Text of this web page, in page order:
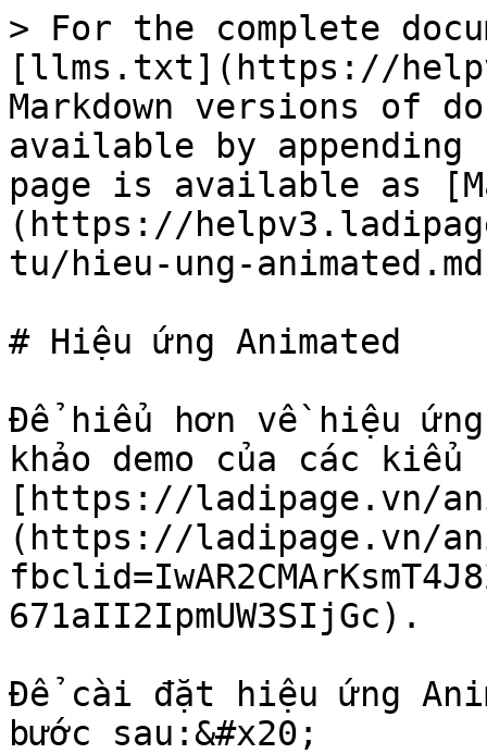
> For the complete
[llms.txt](https://
Markdown versions of
available by
page is available as
(https://
tu/hieu-ung-
# Hiệu ứng Animated
Để hiểu hơn về hiệu
khảo demo của các
[https://ladipage.vn/
(https://ladipage.vn/
671aII2IpmUW3SIjGc).
Để cài đặt hiệu ứng
bước sau:&#x20;